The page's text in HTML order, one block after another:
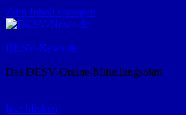
Zum Inhalt springen
DESV-News.de
Das DESV-Online-Mitteilungsblatt
hier klicken